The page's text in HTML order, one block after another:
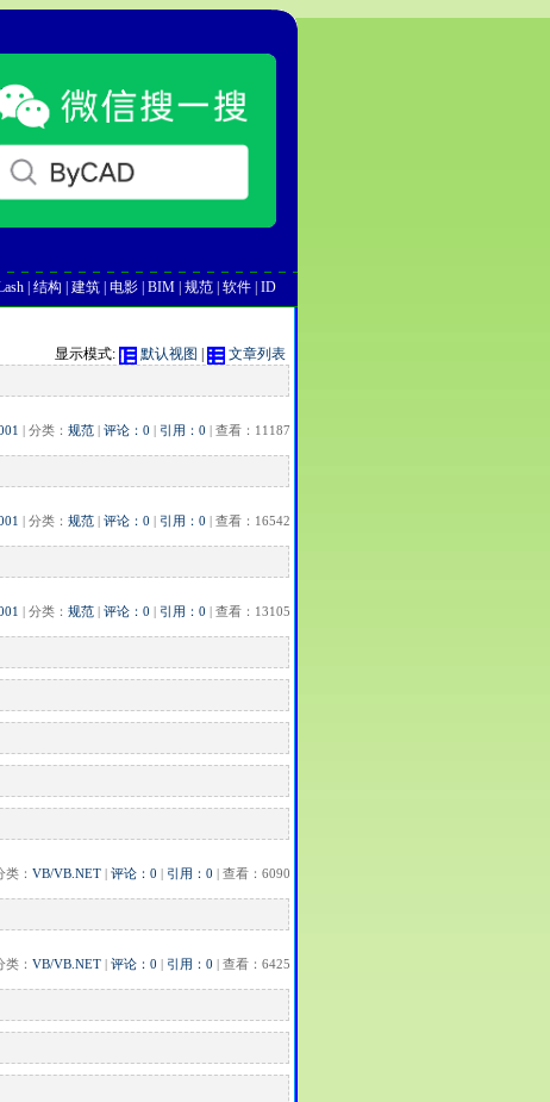
结构 建筑 电影 BIM 规范 软件 ID
显示模式: 默认视图
文章列表
| 分类： 规范 | 评论：0 | 引用：0 | 查看：11187
| 分类： 规范 | 评论：0 | 引用：0 | 查看：16542
| 分类： 规范 | 评论：0 | 引用：0 | 查看：13105
类： VB/VB.NET | 评论：0 | 引用：0 | 查看：6090
类： VB/VB.NET | 评论：0 | 引用：0 | 查看：6425